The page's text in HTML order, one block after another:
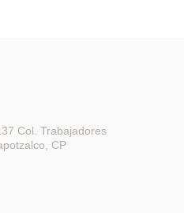
Col. Trabajadores
CP